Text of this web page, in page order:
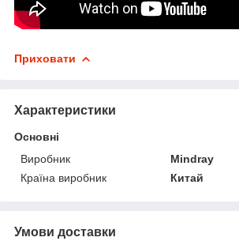
Приховати
Характеристики
Основні
Виробник
Mindray
Країна виробник
Китай
Умови доставки